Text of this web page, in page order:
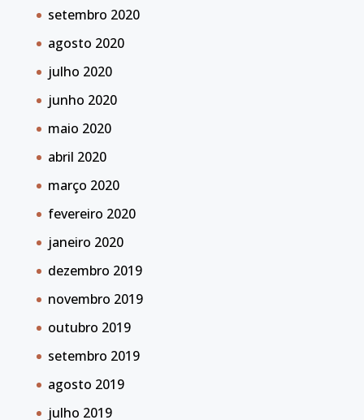
setembro 2020
agosto 2020
julho 2020
junho 2020
maio 2020
abril 2020
março 2020
fevereiro 2020
janeiro 2020
dezembro 2019
novembro 2019
outubro 2019
setembro 2019
agosto 2019
julho 2019